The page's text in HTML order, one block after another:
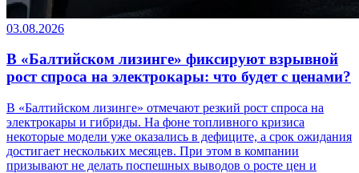
03.08.2026
В «Балтийском лизинге» фиксируют взрывной
рост спроса на электрокары: что будет с ценами?
В «Балтийском лизинге» отмечают резкий рост спроса на
электрокары и гибриды. На фоне топливного кризиса
некоторые модели уже оказались в дефиците, а срок ожидания
достигает нескольких месяцев. При этом в компании
призывают не делать поспешных выводов о росте цен и